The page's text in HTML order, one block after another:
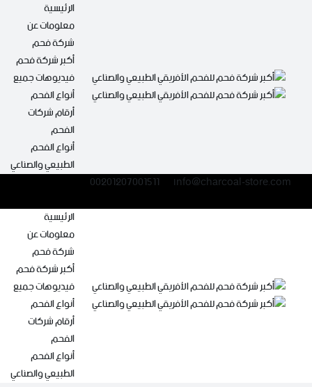
الرئيسية
معلومات عن
شركة فحم
أكبر شركة فحم
فيديوهات جميع
أنواع الفحم
أرقام شركات
الفحم
أنواع الفحم
الطبيعي والصناعي
info@charcoal-store.com
00201207001511
الرئيسية
معلومات عن
شركة فحم
أكبر شركة فحم
فيديوهات جميع
أنواع الفحم
أرقام شركات
الفحم
أنواع الفحم
الطبيعي والصناعي